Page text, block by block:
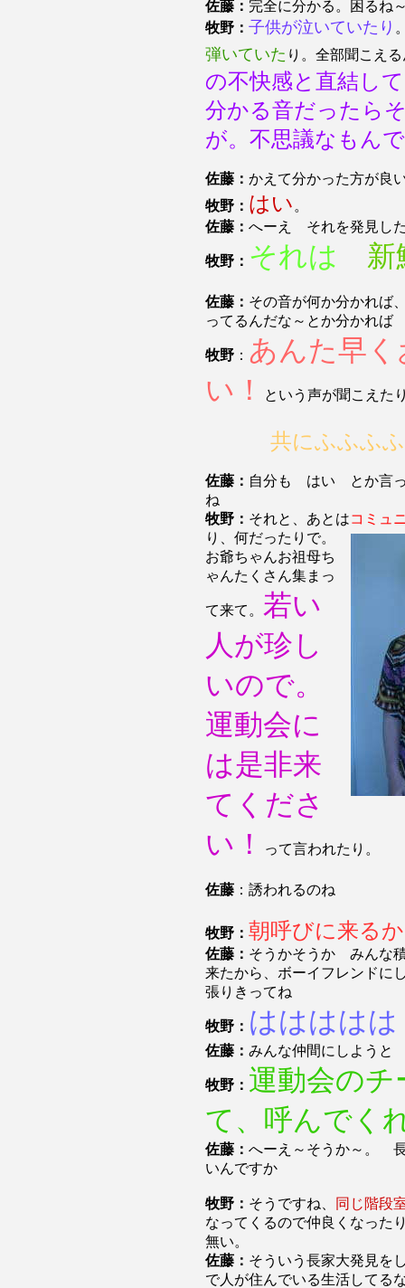
佐藤： 完全に分かる。困る
牧野： 子供が泣いていたり
弾いていた り。全部聞こえ
の不快感と直結し
分かる音だったら
が。不思議なもんで
佐藤： かえて分かった方が良
牧野： はい 。
佐藤： へーえ それを発見し
牧野： それは 新
佐藤： その音が何か分かれば
ってるんだな～とか分かれ
牧野 ： あんた早
い！
という声が聞こえた
共にふふふふ
佐藤： 自分も はい とか言
ね
牧野： それと、あとはコミュ
り、何だったりで。
お爺ちゃんお祖母ち
ゃんたくさん集まっ
て来て。 若い
人が珍し
いので。
運動会に
は是非来
てくださ
い！
って言われたり。
佐藤 ：誘われるのね
牧野： 朝呼びに来る
佐藤： そうかそうか みんな
来たから、ボーイフレンドに
張りきってね
牧野： ははははは
佐藤： みんな仲間にしようと
牧野： 運動会の
て、呼んでく
佐藤： へーえ～そうか～。
いんですか
牧野： そうですね、
同じ階段
なってくるので仲良くなった
無い。
佐藤： そういう長家大発見を
で人が住んでいる生活してる